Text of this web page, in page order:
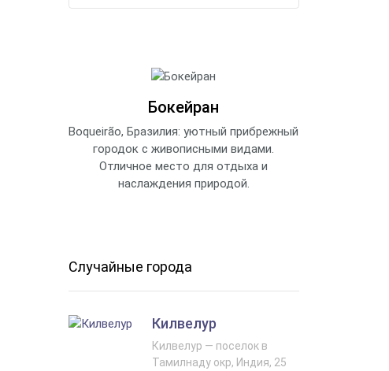
Бокейран
Boqueirão, Бразилия: уютный прибрежный
городок с живописными видами.
Отличное место для отдыха и
наслаждения природой.
Случайные города
Килвелур
Килвелур — поселок в
Тамилнаду окр, Индия, 25